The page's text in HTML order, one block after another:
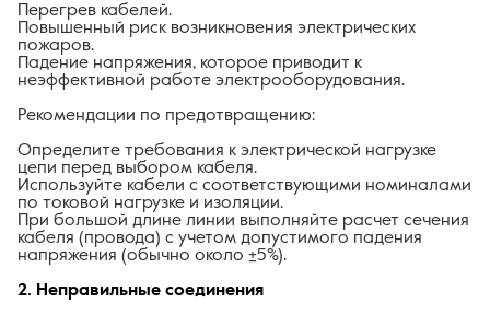
Перегрев кабелей.
Повышенный риск возникновения электрических
пожаров.
Падение напряжения, которое приводит к
неэффективной работе электрооборудования.
Рекомендации по предотвращению:
Определите требования к электрической нагрузке
цепи перед выбором кабеля.
Используйте кабели с соответствующими номиналами
по токовой нагрузке и изоляции.
При большой длине линии выполняйте расчет сечения
кабеля (провода) с учетом допустимого падения
напряжения (обычно около ±5%).
2. Неправильные соединения